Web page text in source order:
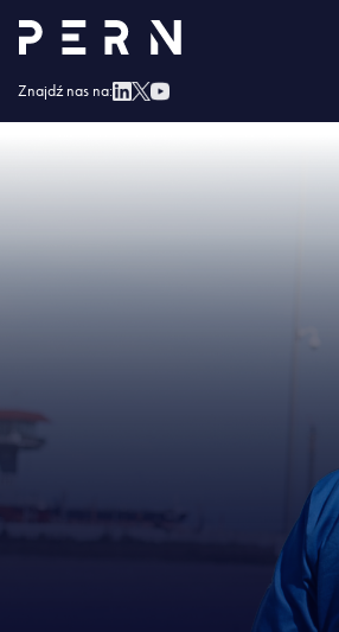
Znajdź nas na:
Strona główna »PERN rusza z kolejnym